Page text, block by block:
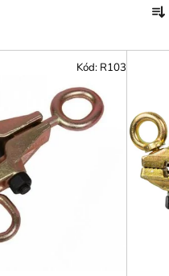
a
e
p
r
o
Kód: R103